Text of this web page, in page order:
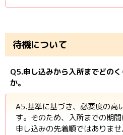
待機について
Q5.申し込みから入所までどの
か。
A5.基準に基づき、必要度の高
す。そのため、入所までの期間
申し込みの先着順ではありませ